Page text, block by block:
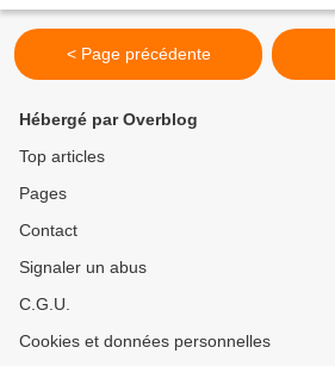
< Page précédente
Hébergé par Overblog
Top articles
Pages
Contact
Signaler un abus
C.G.U.
Cookies et données personnelles